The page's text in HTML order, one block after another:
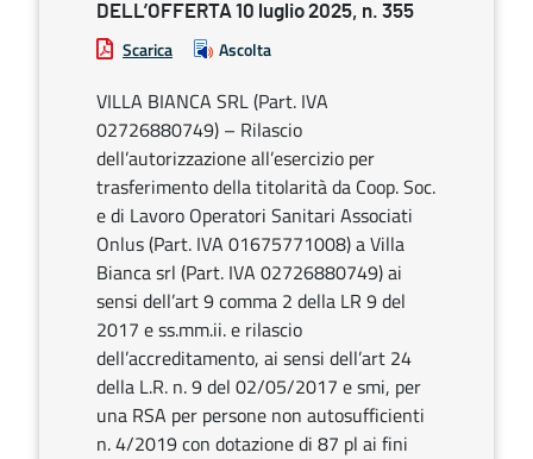
DELL’OFFERTA 10 luglio 2025, n. 355
Scarica Ascolta
VILLA BIANCA SRL (Part. IVA
02726880749) – Rilascio
dell’autorizzazione all’esercizio per
trasferimento della titolarità da Coop. Soc.
e di Lavoro Operatori Sanitari Associati
Onlus (Part. IVA 01675771008) a Villa
Bianca srl (Part. IVA 02726880749) ai
sensi dell’art 9 comma 2 della LR 9 del
2017 e ss.mm.ii. e rilascio
dell’accreditamento, ai sensi dell’art 24
della L.R. n. 9 del 02/05/2017 e smi, per
una RSA per persone non autosufficienti
n. 4/2019 con dotazione di 87 pl ai fini